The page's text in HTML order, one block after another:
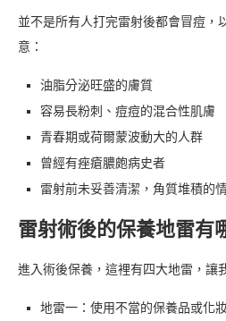
並不是所有人打完雷射後都會冒痘，
意：
油脂分泌旺盛的膚質
容易長粉刺、痘痘的混合性肌膚
青春期或荷爾蒙波動大的人群
曾經有痤瘡膿皰病史者
雷射前未妥善清潔，角質堆積的
雷射術後的保養地雷有
進入術後保養，這裡有四大地雷，讓
地雷一：使用不當的保養品或化